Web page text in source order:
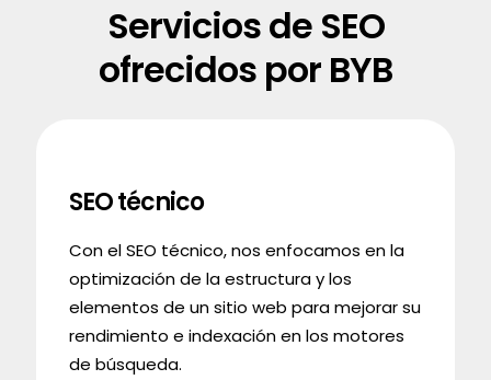
Servicios de SEO
ofrecidos por BYB
SEO técnico
Con el SEO técnico, nos enfocamos en la
optimización de la estructura y los
elementos de un sitio web para mejorar su
rendimiento e indexación en los motores
de búsqueda.